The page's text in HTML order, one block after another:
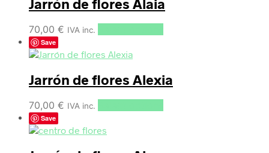
Jarrón de flores Alaia
70,00 € IVA inc.
Save
Jarrón de flores Alexia
70,00 € IVA inc.
Save